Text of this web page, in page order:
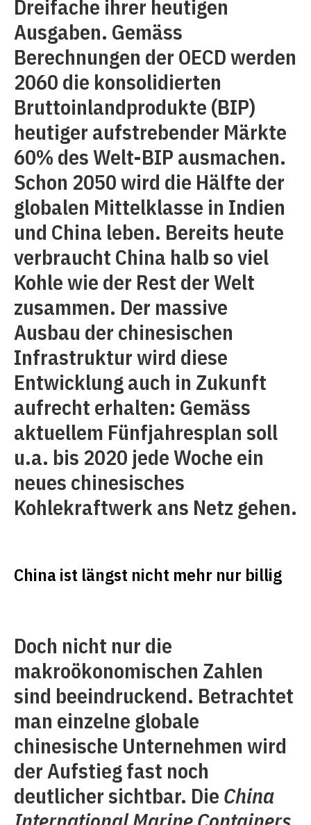
Dreifache ihrer heutigen
Ausgaben. Gemäss
Berechnungen der OECD werden
2060 die konsolidierten
Bruttoinlandprodukte (BIP)
heutiger aufstrebender Märkte
60% des Welt-BIP ausmachen.
Schon 2050 wird die Hälfte der
globalen Mittelklasse in Indien
und China leben. Bereits heute
verbraucht China halb so viel
Kohle wie der Rest der Welt
zusammen. Der massive
Ausbau der chinesischen
Infrastruktur wird diese
Entwicklung auch in Zukunft
aufrecht erhalten: Gemäss
aktuellem Fünfjahresplan soll
u.a. bis 2020 jede Woche ein
neues chinesisches
Kohlekraftwerk ans Netz gehen.
China ist längst nicht mehr nur billig
Doch nicht nur die
makroökonomischen Zahlen
sind beeindruckend. Betrachtet
man einzelne globale
chinesische Unternehmen wird
der Aufstieg fast noch
deutlicher sichtbar. Die China